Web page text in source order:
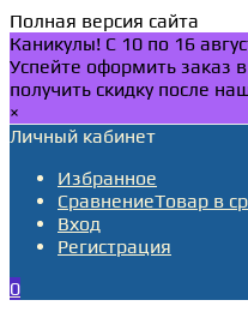
Полная версия сайта
Каникулы! С 10 по 16
Успейте оформить заказ
получить скидку после
×
Личный кабинет
Избранное
СравнениеТовар в
Вход
Регистрация
0